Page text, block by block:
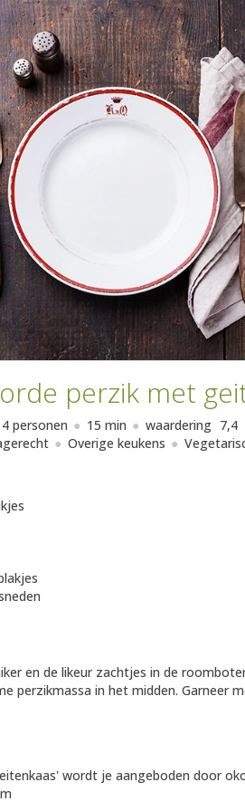
perzik met
4 personen 15 min waardering 7,4
Overige keukens
en de likeur zachtjes in de
perzikmassa in het midden. Garneer
wordt je aangeboden door